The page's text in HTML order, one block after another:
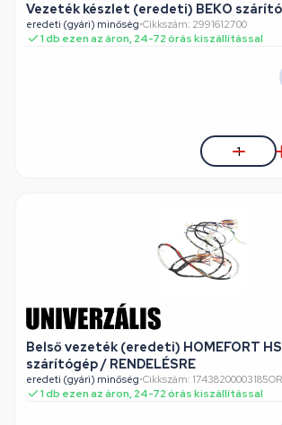
Vezeték készlet (eredeti) BEKO
eredeti (gyári) minőség•Cikkszám: 2991612700
1 db ezen az áron, 24-72 órás kiszállítással
Belső vezeték (eredeti) HOMEFORT
szárítógép / RENDELÉSRE
eredeti (gyári) minőség•Cikkszám:
1 db ezen az áron, 24-72 órás kiszállítással